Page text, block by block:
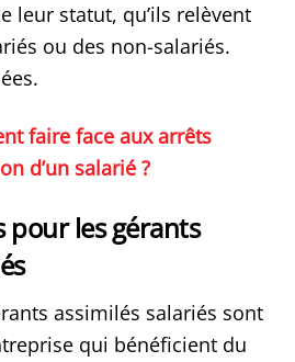
leur statut, qu’ils relèvent
ou des non-salariés.
faire face aux arrêts
d’un salarié ?
pour les gérants
assimilés salariés sont
qui bénéficient du